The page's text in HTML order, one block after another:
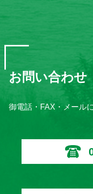
お問い合わせ
御電話・FAX・メール